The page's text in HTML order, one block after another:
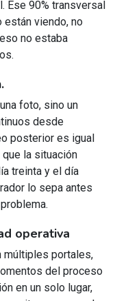
Ese 90% transversal
están viendo, no
no estaba
foto, sino un
desde
posterior es igual
la situación
treinta y el día
lo sepa antes
operativa
múltiples portales,
del proceso
en un solo lugar,